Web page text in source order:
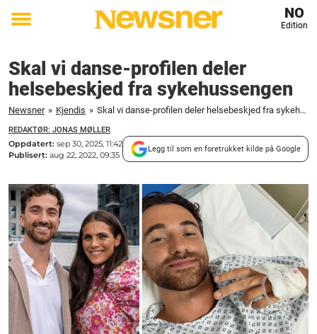
Toggle
NO
Edition
Skal vi danse-profilen deler
helsebeskjed fra sykehussengen
Newsner » Kjendis » Skal vi danse-profilen deler helsebeskjed fra sykehussengen
REDAKTØR: JONAS MØLLER
Oppdatert: sep 30, 2025, 11:42
Publisert: aug 22, 2022, 09:35
Legg til som en foretrukket kilde på Google